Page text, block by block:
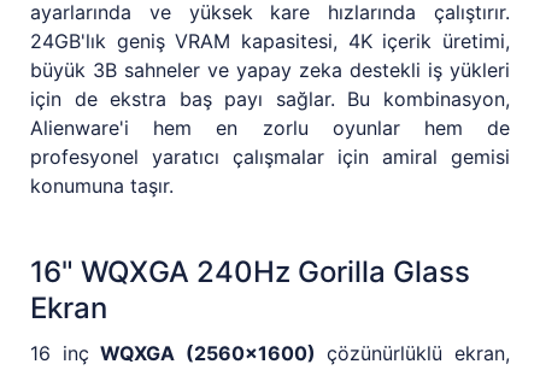
ayarlarında ve yüksek kare hızlarında çalıştırır.
24GB'lık geniş VRAM kapasitesi, 4K içerik üretimi,
büyük 3B sahneler ve yapay zeka destekli iş yükleri
için de ekstra baş payı sağlar. Bu kombinasyon,
Alienware'i hem en zorlu oyunlar hem de
profesyonel yaratıcı çalışmalar için amiral gemisi
konumuna taşır.
16" WQXGA 240Hz Gorilla Glass
Ekran
16 inçWQXGA (2560x1600) çözünürlüklü ekran,